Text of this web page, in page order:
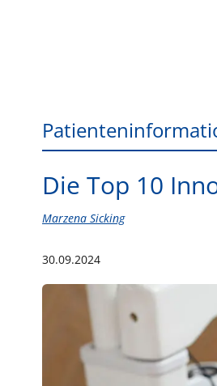
Die Top 10
Marzena Sicking
30.09.2024